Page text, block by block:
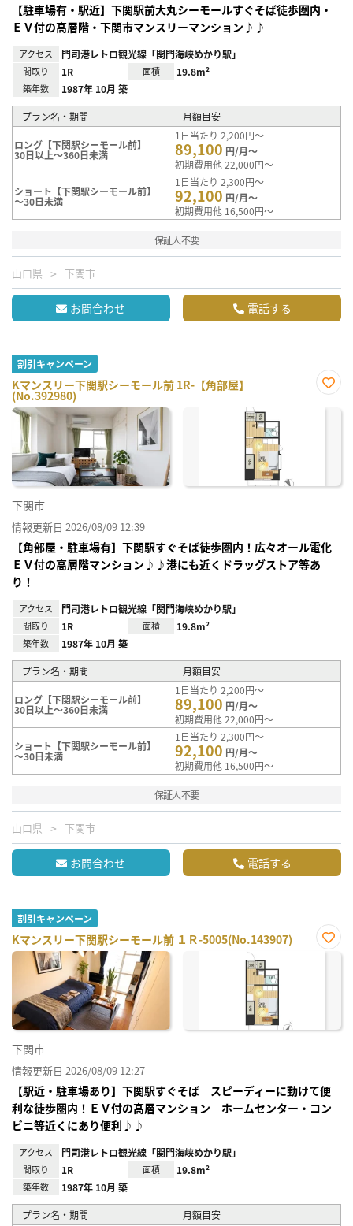
【駐車場有・駅近】下関駅前大丸シーモールすぐそば徒歩圏内・
ＥＶ付の高層階・下関市マンスリーマンション♪♪
アクセス 門司港レトロ観光線「関門海峡めかり駅」
間取り 1R 面積 19.8m²
築年数 1987年 10月 築
プラン名・期間 月額目安
ロング【下関駅シーモール前】
30日以上～360日未満
1日当たり 2,200円～
89,100 円/月～
初期費用他 22,000円～
ショート【下関駅シーモール前】
～30日未満
1日当たり 2,300円～
92,100 円/月～
初期費用他 16,500円～
保証人不要
山口県 下関市
お問合わせ 電話する
割引キャンペーン
Kマンスリー下関駅シーモール前 1R-【角部屋】
(No.392980)
に入
下関市
情報更新日 2026/08/09 12:39
【角部屋・駐車場有】下関駅すぐそば徒歩圏内！広々オール電化
ＥＶ付の高層階マンション♪♪港にも近くドラッグストア等あ
り！
アクセス 門司港レトロ観光線「関門海峡めかり駅」
間取り 1R 面積 19.8m²
築年数 1987年 10月 築
プラン名・期間 月額目安
ロング【下関駅シーモール前】
30日以上～360日未満
1日当たり 2,200円～
89,100 円/月～
初期費用他 22,000円～
ショート【下関駅シーモール前】
～30日未満
1日当たり 2,300円～
92,100 円/月～
初期費用他 16,500円～
保証人不要
山口県 下関市
お問合わせ 電話する
割引キャンペーン
Kマンスリー下関駅シーモール前 １Ｒ-5005(No.143907)
お気
下関市
情報更新日 2026/08/09 12:27
【駅近・駐車場あり】下関駅すぐそば スピーディーに動けて便
利な徒歩圏内！ＥＶ付の高層マンション ホームセンター・コン
ビニ等近くにあり便利♪♪
アクセス 門司港レトロ観光線「関門海峡めかり駅」
間取り 1R 面積 19.8m²
築年数 1987年 10月 築
プラン名・期間 月額目安